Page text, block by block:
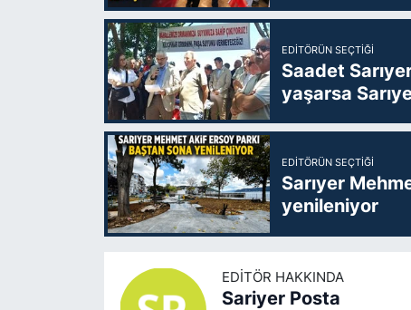
EDITÖRÜN SEÇTIĞI
Saadet
yaşarsa
EDITÖRÜN SEÇTIĞI
Sarıyer
yenileniyor
EDITÖR HAKKINDA
Sariyer Posta